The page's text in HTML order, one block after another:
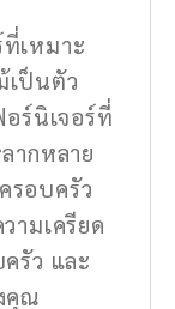
เหมาะ
เป็นตัว
ร์นิเจอร์ที่
ากหลาย
รอบครัว
ามเครียด
รัว และ
คุณ